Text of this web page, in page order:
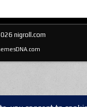
nigroll.com